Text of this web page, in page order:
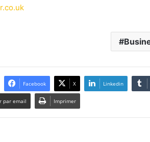
Facebook X Linkedin
par email Imprimer